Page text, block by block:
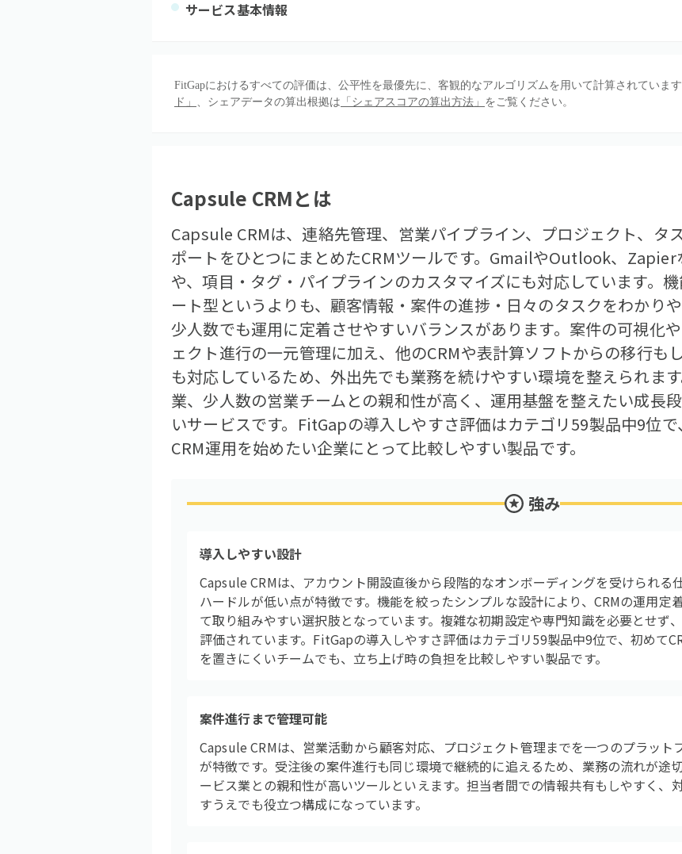
サービス基本情報
FitGapにおけるすべての評価は、公平性を最優先に、客観的なアルゴリズムを用いて計算されていま
ド」 、シェアデータの算出根拠は 「シェアスコアの算出方法」 をご覧ください。
Capsule CRMとは
Capsule CRMは、連絡先管理、営業パイプライン、プロジェクト、タ
ポートをひとつにまとめたCRMツールです。GmailやOutlook、
や、項目・タグ・パイプラインのカスタマイズにも対応しています。
ート型というよりも、顧客情報・案件の進捗・日々のタスクをわかり
少人数でも運用に定着させやすいバランスがあります。案件の可視化
ェクト進行の一元管理に加え、他のCRMや表計算ソフトからの移行も
も対応しているため、外出先でも業務を続けやすい環境を整えられま
業、少人数の営業チームとの親和性が高く、運用基盤を整えたい成長
いサービスです。FitGapの導入しやすさ評価はカテゴリ59製品中9位
CRM運用を始めたい企業にとって比較しやすい製品です。
強み
導入しやすい設計
Capsule CRMは、アカウント開設直後から段階的なオンボーディングを受けられる
ハードルが低い点が特徴です。機能を絞ったシンプルな設計により、CRMの運用定
て取り組みやすい選択肢となっています。複雑な初期設定や専門知識を必要とせず
評価されています。FitGapの導入しやすさ評価はカテゴリ59製品中9位で、初めて
を置きにくいチームでも、立ち上げ時の負担を比較しやすい製品です。
案件進行まで管理可能
Capsule CRMは、営業活動から顧客対応、プロジェクト管理までを一つのプラット
が特徴です。受注後の案件進行も同じ環境で継続的に追えるため、業務の流れが途
ービス業との親和性が高いツールといえます。担当者間での情報共有もしやすく、
すうえでも役立つ構成になっています。